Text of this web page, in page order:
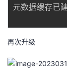
元数据缓存已
再次升级